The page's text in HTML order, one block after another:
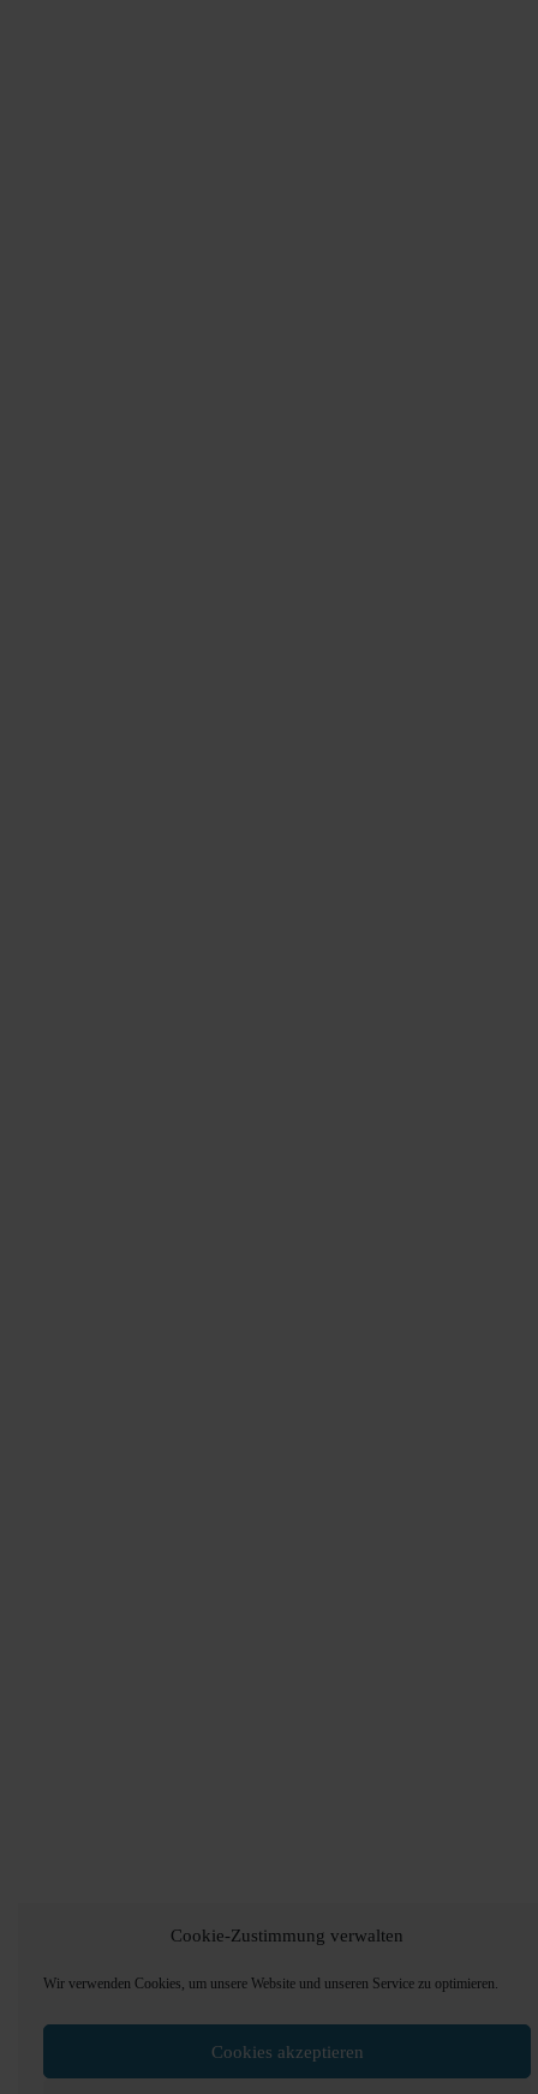
Cookie-Zustimmung verwalten
Wir verwenden Cookies, um unsere Website und unseren Service zu optimieren.
Cookies akzeptieren